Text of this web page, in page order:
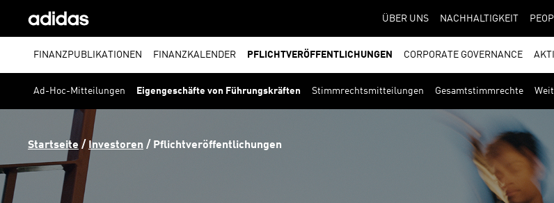
ÜBER UNS NACHHALTIGKEIT
FINANZPUBLIKATIONEN FINANZKALENDER PFLICHTVERÖFFENTLICHUNGEN CORPORATE GOVERNANCE
Ad-Hoc-Mitteilungen Eigengeschäfte von Führungskräften Stimmrechtsmitteilungen Gesamtstimmrechte
Startseite / Investoren / Pflichtveröffentlichungen